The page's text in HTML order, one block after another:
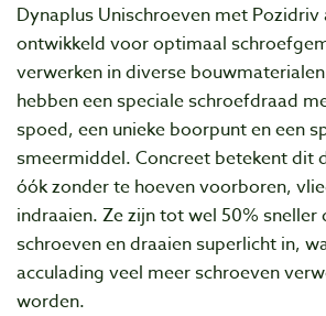
Dynaplus Unischroeven met
ontwikkeld voor optimaal
verwerken in diverse
hebben een speciale schroefdraad
spoed, een unieke boorpunt en een
smeermiddel. Concreet betekent dit
óók zonder te hoeven voorboren,
indraaien. Ze zijn tot wel 50% sneller
schroeven en draaien superlicht in,
acculading veel meer schroeven
worden.